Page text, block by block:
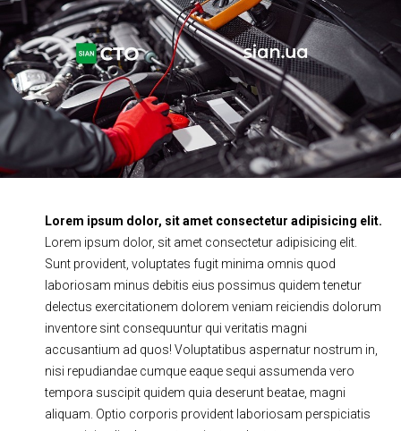
ГРМ Шиномонтаж
Запчастини Двигун
Гальмівна система Заміна Ременей
Lorem ipsum dolor, sit amet consectetur adipisicing elit.
Lorem ipsum dolor, sit amet consectetur adipisicing elit.
Sunt provident, voluptates fugit minima omnis quod
laboriosam minus debitis eius possimus quidem tenetur
delectus exercitationem dolorem veniam reiciendis dolorum
inventore sint consequuntur qui veritatis magni
accusantium ad quos! Voluptatibus aspernatur nostrum in,
nisi repudiandae cumque eaque sequi assumenda vero
tempora suscipit quidem quia deserunt beatae, magni
aliquam. Optio corporis provident laboriosam perspiciatis